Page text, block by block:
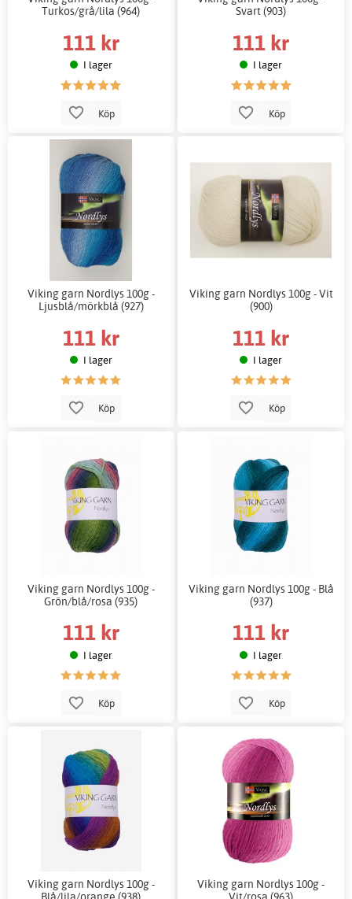
Turkos/grå/lila (964)
111 kr
I lager
Köp
Svart (903)
111 kr
I lager
Köp
Viking garn Nordlys 100g -
Ljusblå/mörkblå (927)
111 kr
I lager
Köp
Viking garn Nordlys 100g - Vit
(900)
111 kr
I lager
Köp
Viking garn Nordlys 100g -
Grön/blå/rosa (935)
111 kr
I lager
Köp
Viking garn Nordlys 100g - Blå
(937)
111 kr
I lager
Köp
Viking garn Nordlys 100g -
Blå/lila/orange (938)
Viking garn Nordlys 100g -
Vit/rosa (963)